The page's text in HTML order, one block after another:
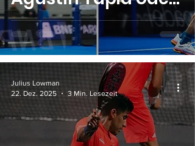
Leo Augsburger?
Die Zahlen
sprechen für sich
Julius Lowman
22. Dez. 2025
3 Min. Lesezeit